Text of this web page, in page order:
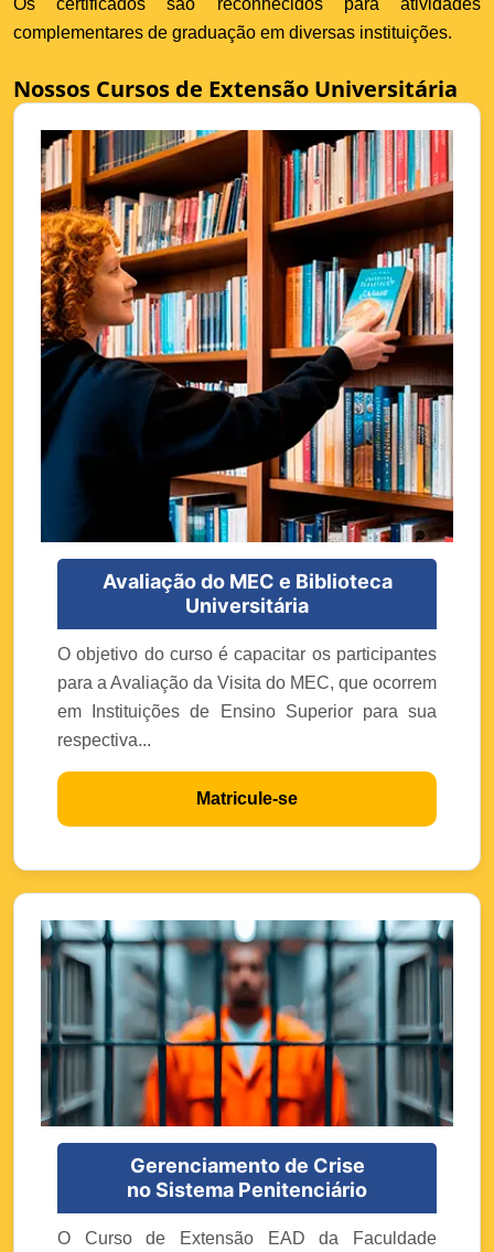
Os certificados são reconhecidos para atividades
complementares de graduação em diversas instituições.
Nossos Cursos de Extensão Universitária
Avaliação do MEC e Biblioteca
Universitária
O objetivo do curso é capacitar os participantes
para a Avaliação da Visita do MEC, que ocorrem
em Instituições de Ensino Superior para sua
respectiva...
Matricule-se
Gerenciamento de Crise
no Sistema Penitenciário
O Curso de Extensão EAD da Faculdade